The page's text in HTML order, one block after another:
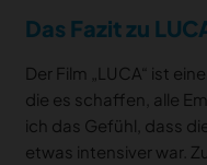
Das Fazit zu
Der Film „LUCA“ ist
die es schaffen, alle
ich das Gefühl, dass
etwas intensiver war.